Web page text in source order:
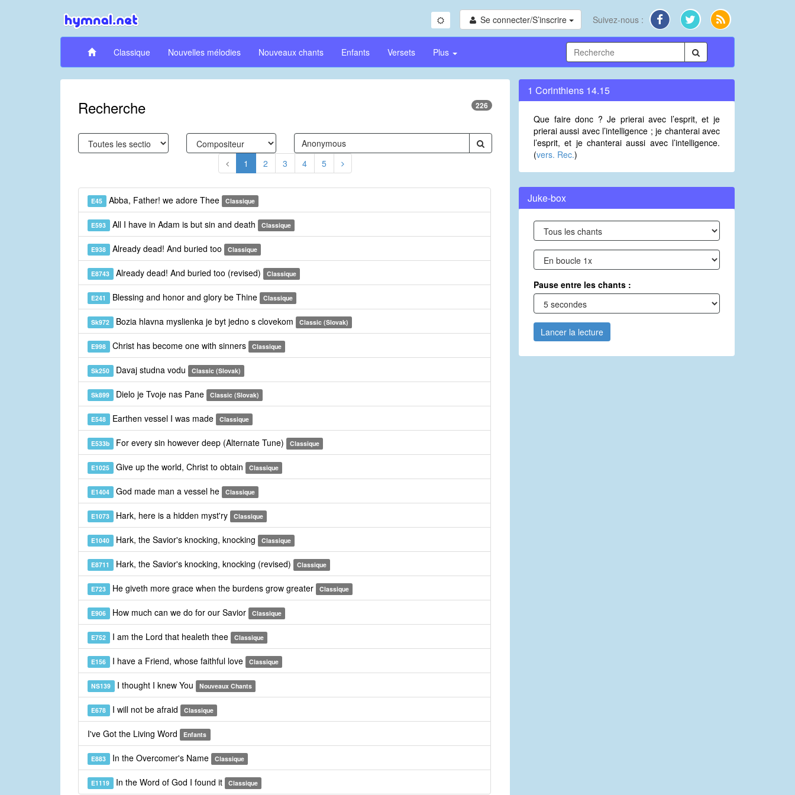
Se connecter/S’inscrire Suivez-nous :
Classique Nouvelles mélodies Nouveaux chants Enfants Versets Plus
Recherche 226
1 2 3 4 5
E45 Abba, Father! we adore Thee Classique
E593 All I have in Adam is but sin and death Classique
E938 Already dead! And buried too Classique
E8743 Already dead! And buried too (revised) Classique
E241 Blessing and honor and glory be Thine Classique
Sk972 Bozia hlavna myslienka je byt jedno s clovekom Classic (Slovak)
E998 Christ has become one with sinners Classique
Sk250 Davaj studna vodu Classic (Slovak)
Sk899 Dielo je Tvoje nas Pane Classic (Slovak)
E548 Earthen vessel I was made Classique
E533b For every sin however deep (Alternate Tune) Classique
E1025 Give up the world, Christ to obtain Classique
E1404 God made man a vessel he Classique
E1073 Hark, here is a hidden myst'ry Classique
E1040 Hark, the Savior's knocking, knocking Classique
E8711 Hark, the Savior's knocking, knocking (revised) Classique
E723 He giveth more grace when the burdens grow greater Classique
E906 How much can we do for our Savior Classique
E752 I am the Lord that healeth thee Classique
E156 I have a Friend, whose faithful love Classique
NS139 I thought I knew You Nouveaux Chants
E678 I will not be afraid Classique
I've Got the Living Word Enfants
E883 In the Overcomer's Name Classique
E1119 In the Word of God I found it Classique
1 Corinthiens 14.15
Que faire donc ? Je prierai avec l’esprit, et je
prierai aussi avec l’intelligence ; je chanterai avec
l’esprit, et je chanterai aussi avec l’intelligence.
(vers. Rec.)
Juke-box
Pause entre les chants :
Lancer la lecture